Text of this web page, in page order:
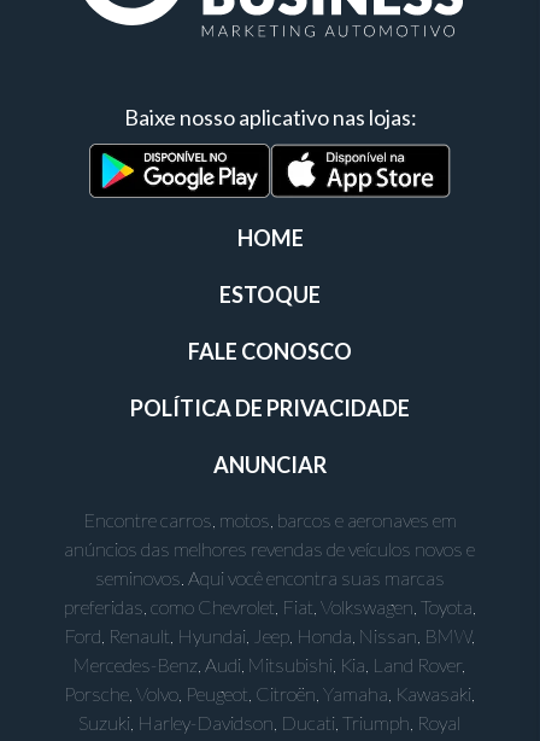
Baixe nosso aplicativo nas lojas:
HOME
ESTOQUE
FALE CONOSCO
POLÍTICA DE PRIVACIDADE
ANUNCIAR
Encontre carros, motos, barcos e aeronaves em
anúncios das melhores revendas de veículos novos e
seminovos. Aqui você encontra suas marcas
preferidas, como Chevrolet, Fiat, Volkswagen, Toyota,
Ford, Renault, Hyundai, Jeep, Honda, Nissan, BMW,
Mercedes-Benz, Audi, Mitsubishi, Kia, Land Rover,
Porsche, Volvo, Peugeot, Citroën, Yamaha, Kawasaki,
Suzuki, Harley-Davidson, Ducati, Triumph, Royal